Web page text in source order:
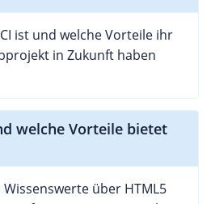
ist und welche Vorteile ihr
in Zukunft haben
welche Vorteile bietet
über HTML5